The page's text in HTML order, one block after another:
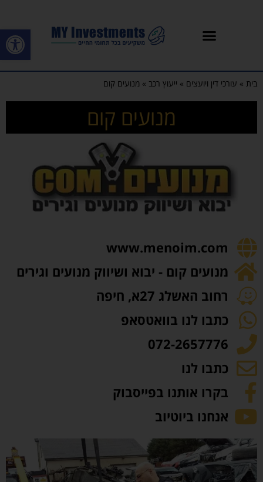
פתח
בית » עורכי דין ויועצים » ייעוץ רכב » מנועים קום
מנועים קום
www.menoim.com
מנועים קום - יבוא ושיווק מנועים וגירים
רחוב האשלג 27א, חיפה
כתבו לנו בוואטסאפ
072-2657776
כתבו לנו
בקרו אותנו בפייסבוק
אנחנו ביוטיוב